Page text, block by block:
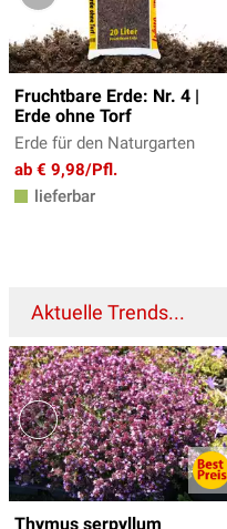
Fruchtbare Erde: Nr. 4 |
Erde ohne Torf
Erde für den Naturgarten
ab € 9,98/Pfl.
lieferbar
Aktuelle Trends...
Thymus serpyllum